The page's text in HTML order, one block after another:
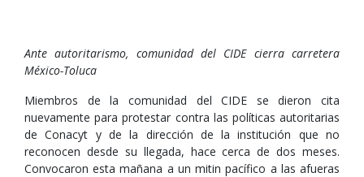
Ante autoritarismo, comunidad del CIDE cierra carretera
México-Toluca
Miembros de la comunidad del CIDE se dieron cita
nuevamente para protestar contra las políticas autoritarias
de Conacyt y de la dirección de la institución que no
reconocen desde su llegada, hace cerca de dos meses.
Convocaron esta mañana a un mitin pacífico a las afueras